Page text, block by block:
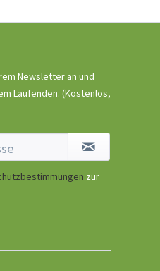
Newsletter an und
Laufenden. (Kostenlos,
zur